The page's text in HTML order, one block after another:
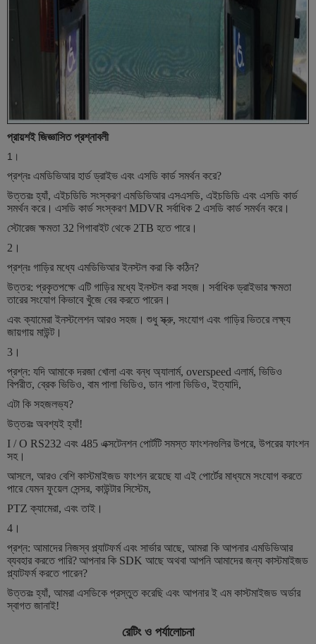
প্রায়শই জিজ্ঞাসিত প্রশ্নাবলী
1।
প্রশ্নঃ এমডিভিআর হার্ড ড্রাইভ এবং এসডি কার্ড সমর্থন করে?
উত্তরঃ হ্যাঁ, এইচডিডি সংস্করণ এমডিভিআর এসএসডি, এইচডিডি এবং এসডি কার্ড
সমর্থন করে। এসডি কার্ড সংস্করণ MDVR সর্বাধিক 2 এসডি কার্ড সমর্থন করে।
স্টোরেজ ক্ষমতা 32 গিগাবাইট থেকে 2TB হতে পারে।
2।
প্রশ্নঃ গাড়ির মধ্যে এমডিভিআর ইনস্টল করা কি কঠিন?
উত্তর: প্রকৃতপক্ষে এটি গাড়ির মধ্যে ইনস্টল করা সহজ। সর্বাধিক ড্রাইভার ক্ষমতা
তারের সংযোগ কিভাবে খুঁজে বের করতে পারেন।
এবং ক্যামেরা ইনস্টলেশন আরও সহজ। শুধু স্ক্রু, সংযোগ এবং গাড়ির ভিতরে লক্ষ্য
জায়গায় মাউন্ট।
3।
প্রশ্ন: যদি আমাকে দরজা খোলা এবং বন্ধ অ্যালার্ম, overspeed এলার্ম, ভিডিও
বিপরীত, ব্রেক ভিডিও, বাম পালা ভিডিও, ডান পালা ভিডিও, ইত্যাদি,
এটা কি সহজলভ্য?
উত্তরঃ অবশ্যই হ্যাঁ!
I / O RS232 এবং 485 এক্সটেনশন পোর্টটি সমস্ত ফাংশনগুলির উপরে, উপরের ফাংশন
সহ।
আসলে, আরও বেশি কাস্টমাইজড ফাংশন রয়েছে যা এই পোর্টের মাধ্যমে সংযোগ করতে
পারে যেমন ফুয়েল সেন্সর, কাউন্টার সিস্টেম,
PTZ ক্যামেরা, এবং তাই।
4।
প্রশ্ন: আমাদের নিজস্ব প্ল্যাটফর্ম এবং সার্ভার আছে, আমরা কি আপনার এমডিভিআর
ব্যবহার করতে পারি?আপনার কি SDK আছে অথবা আপনি আমাদের জন্য কাস্টমাইজড
প্ল্যাটফর্ম করতে পারেন?
উত্তরঃ হ্যাঁ, আমরা এসডিকে প্রস্তুত করেছি এবং আপনার ই এম কাস্টমাইজড অর্ডার
স্বাগত জানাই!
রেটিং ও পর্যালোচনা